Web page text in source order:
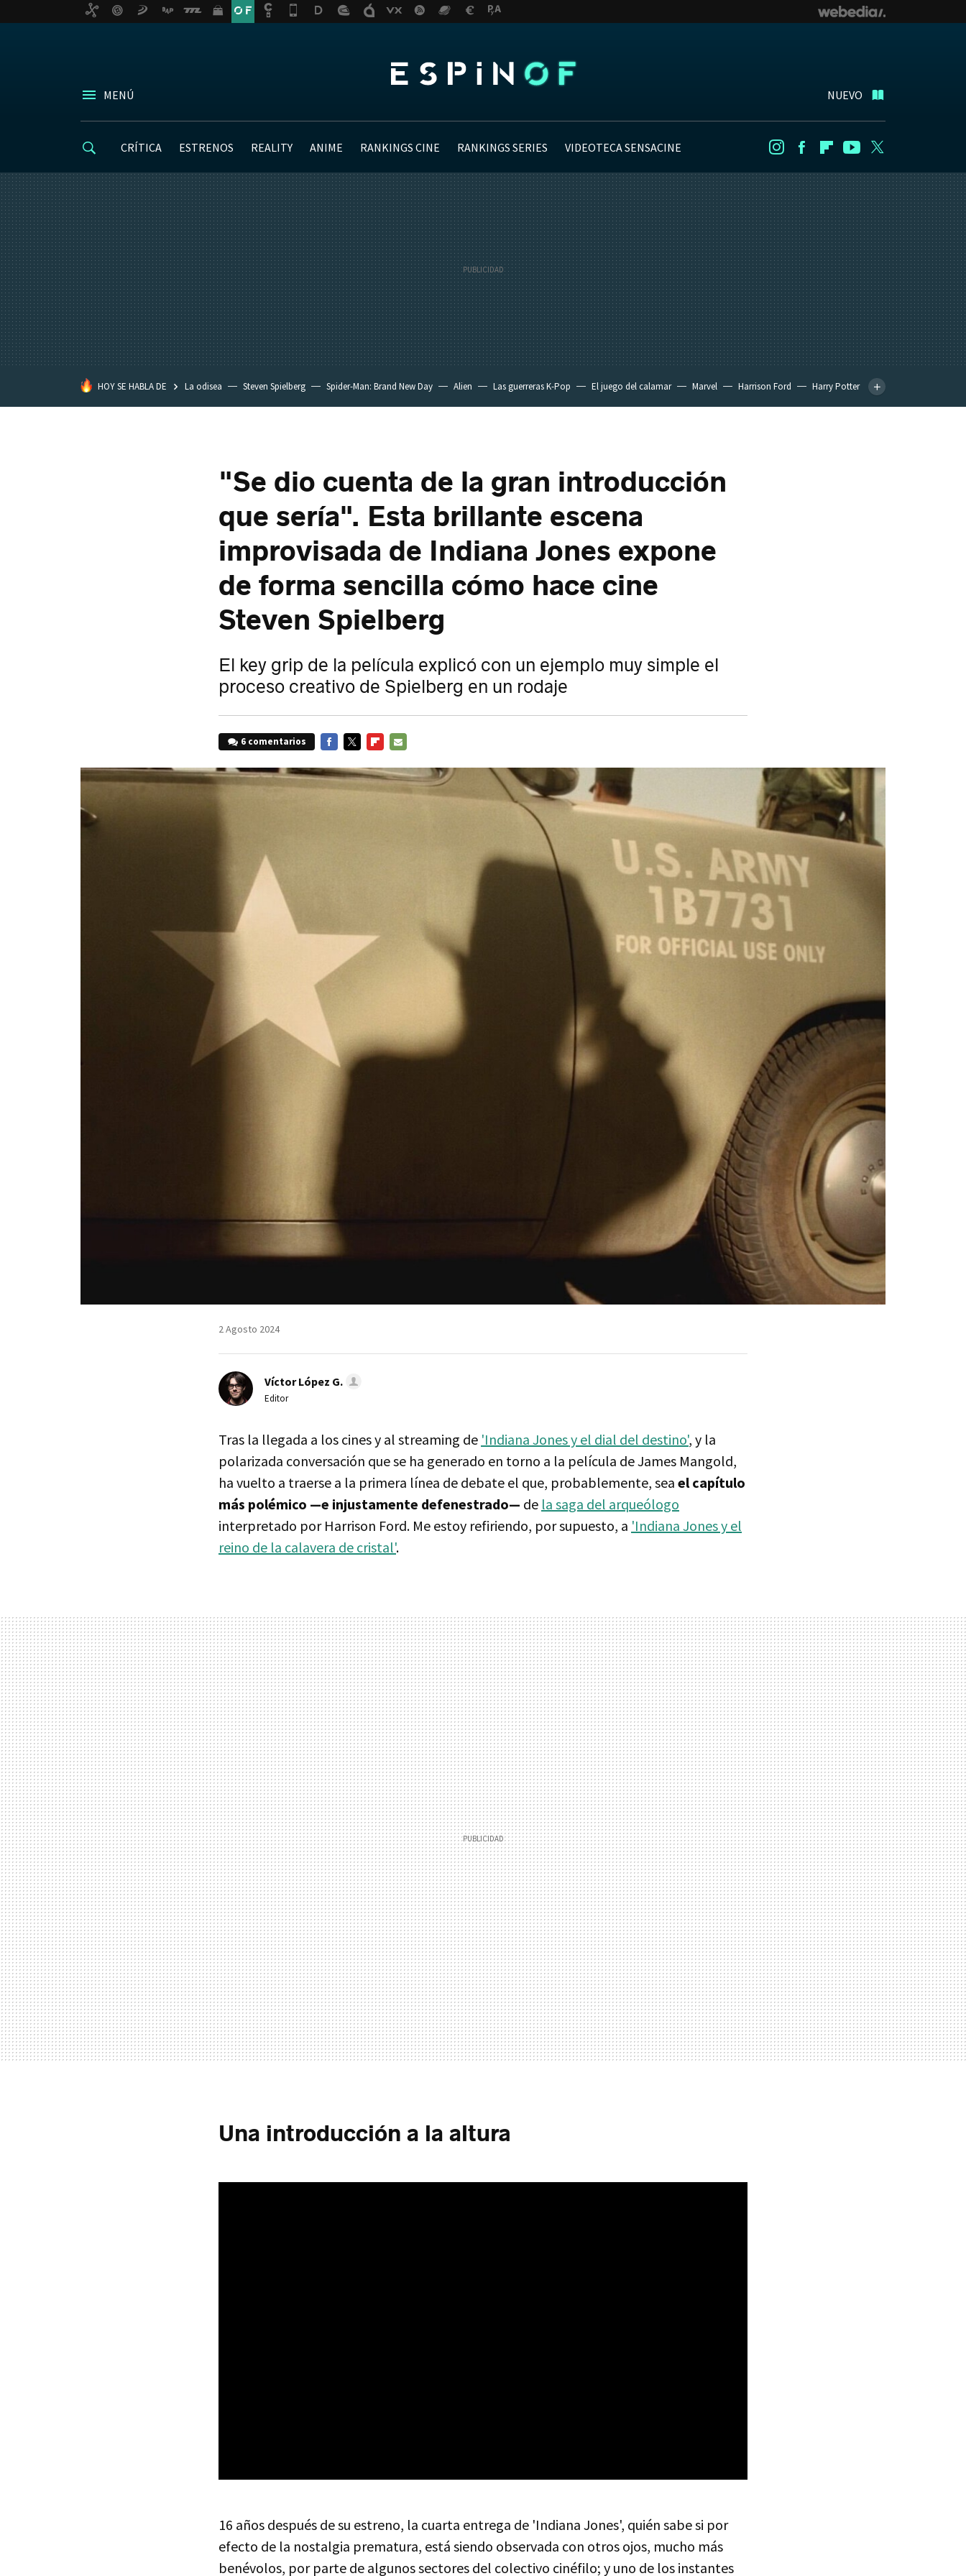
MENÚ NUEVO
CRÍTICA ESTRENOS REALITY ANIME RANKINGS CINE RANKINGS SERIES VIDEOTECA SENSACINE InstagramFacebookFlipboard
Youtube
HOY SE HABLA DE La odisea Steven Spielberg Spider-Man: Brand New Day Alien Las guerreras K-Pop El juego del calamar Marvel Harrison Ford
Harry Potter
"Se dio cuenta de la gran introducción
que sería". Esta brillante escena
improvisada de Indiana Jones expone
de forma sencilla cómo hace cine
Steven Spielberg
El key grip de la película explicó con un ejemplo muy simple el
proceso creativo de Spielberg en un rodaje
6 comentarios
MAIL
2 Agosto 2024
Víctor López G.
Editor
Tras la llegada a los cines y al streaming de 'Indiana Jones y el dial del destino', y la
polarizada conversación que se ha generado en torno a la película de James Mangold,
ha vuelto a traerse a la primera línea de debate el que, probablemente, sea el capítulo
más polémico —e injustamente defenestrado— de la saga del arqueólogo
interpretado por Harrison Ford. Me estoy refiriendo, por supuesto, a 'Indiana Jones y el
reino de la calavera de cristal'.
Una introducción a la altura
16 años después de su estreno, la cuarta entrega de 'Indiana Jones', quién sabe si por
efecto de la nostalgia prematura, está siendo observada con otros ojos, mucho más
benévolos, por parte de algunos sectores del colectivo cinéfilo; y uno de los instantes